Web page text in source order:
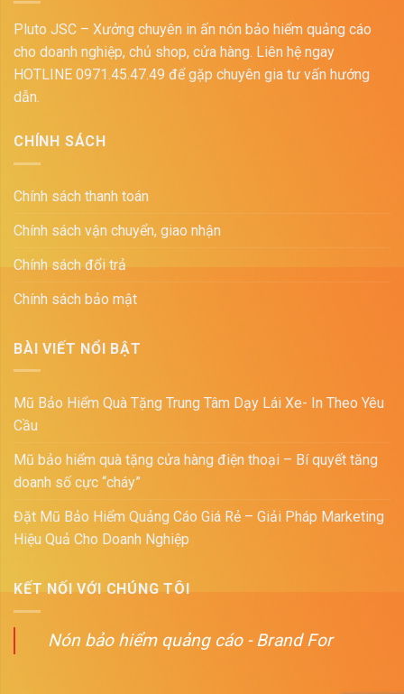
Pluto JSC – Xưởng chuyên in ấn nón bảo hiểm quảng cáo
cho doanh nghiệp, chủ shop, cửa hàng. Liên hệ ngay
HOTLINE 0971.45.47.49 để gặp chuyên gia tư vấn hướng
dẫn.
CHÍNH SÁCH
Chính sách thanh toán
Chính sách vận chuyển, giao nhận
Chính sách đổi trả
Chính sách bảo mật
BÀI VIẾT NỔI BẬT
Mũ Bảo Hiểm Quà Tặng Trung Tâm Dạy Lái Xe- In Theo Yêu
Cầu
Mũ bảo hiểm quà tặng cửa hàng điện thoại – Bí quyết tăng
doanh số cực “cháy”
Đặt Mũ Bảo Hiểm Quảng Cáo Giá Rẻ – Giải Pháp Marketing
Hiệu Quả Cho Doanh Nghiệp
KẾT NỐI VỚI CHÚNG TÔI
Nón bảo hiểm quảng cáo - Brand For